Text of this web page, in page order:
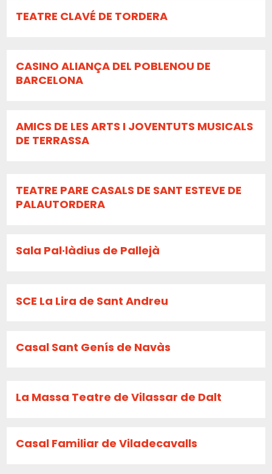
TEATRE CLAVÉ DE TORDERA
CASINO ALIANÇA DEL POBLENOU DE
BARCELONA
AMICS DE LES ARTS I JOVENTUTS MUSICALS
DE TERRASSA
TEATRE PARE CASALS DE SANT ESTEVE DE
PALAUTORDERA
Sala Pal·làdius de Pallejà
SCE La Lira de Sant Andreu
Casal Sant Genís de Navàs
La Massa Teatre de Vilassar de Dalt
Casal Familiar de Viladecavalls